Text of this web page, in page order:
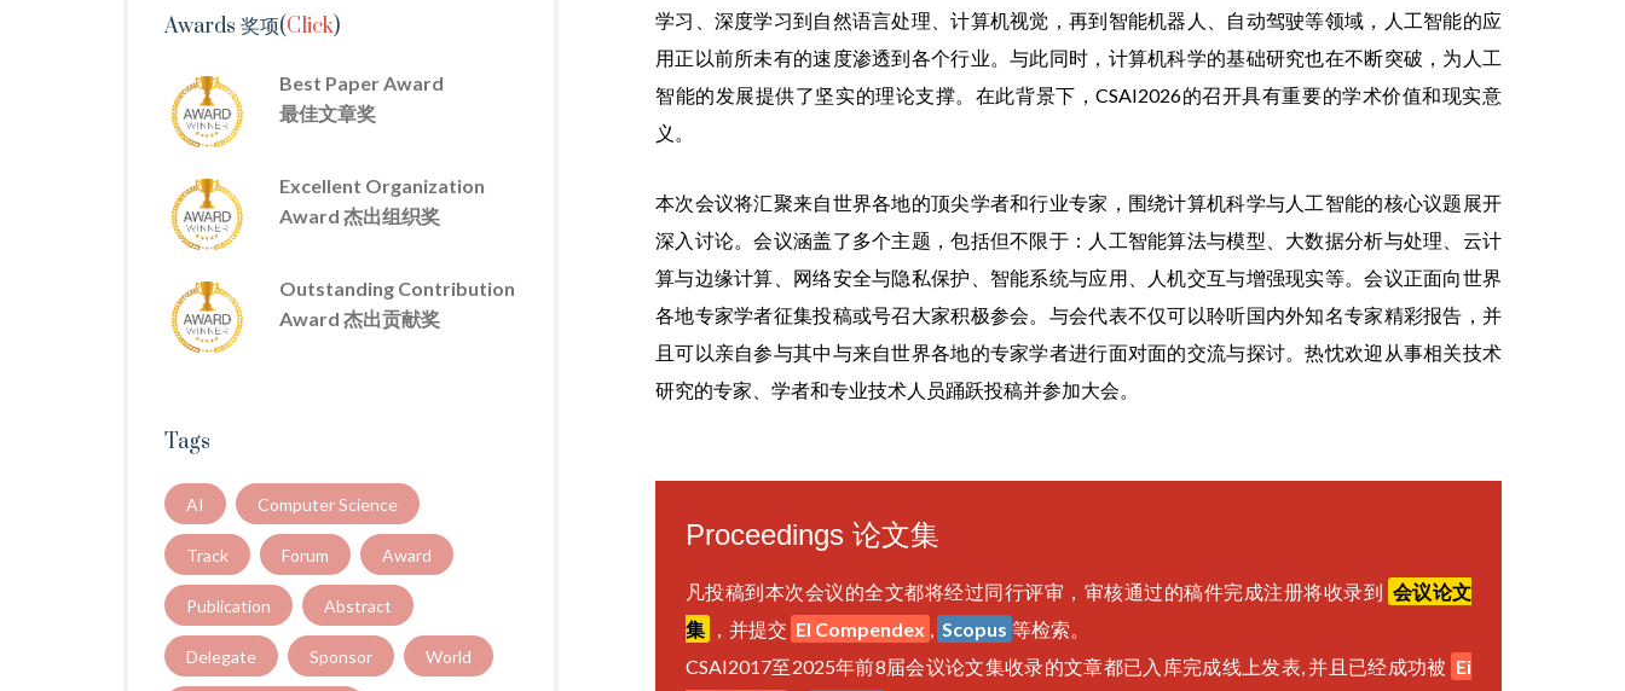
学习、深度学习到自然语言处理、计算机视觉，再到智能机器人、自动驾驶等领域，人工智能的应
用正以前所未有的速度渗透到各个行业。与此同时，计算机科学的基础研究也在不断突破，为人工
智能的发展提供了坚实的理论支撑。在此背景下，CSAI2026的召开具有重要的学术价值和现实意
义。
本次会议将汇聚来自世界各地的顶尖学者和行业专家，围绕计算机科学与人工智能的核心议题展开
深入讨论。会议涵盖了多个主题，包括但不限于：人工智能算法与模型、大数据分析与处理、云计
算与边缘计算、网络安全与隐私保护、智能系统与应用、人机交互与增强现实等。会议正面向世界
各地专家学者征集投稿或号召大家积极参会。与会代表不仅可以聆听国内外知名专家精彩报告，并
且可以亲自参与其中与来自世界各地的专家学者进行面对面的交流与探讨。热忱欢迎从事相关技术
研究的专家、学者和专业技术人员踊跃投稿并参加大会。
Proceedings 论文集
凡投稿到本次会议的全文都将经过同行评审，审核通过的稿件完成注册将收录到 会议论文
集 ，并提交 EI Compendex , Scopus 等检索。
CSAI2017至2025年前8届会议论文集收录的文章都已入库完成线上发表, 并且已经成功被 Ei
Awards 奖项(Click)
Best Paper Award
最佳文章奖
Excellent Organization
Award 杰出组织奖
Outstanding Contribution
Award 杰出贡献奖
Tags
AI Computer Science
Track Forum Award
Publication Abstract
Delegate Sponsor World